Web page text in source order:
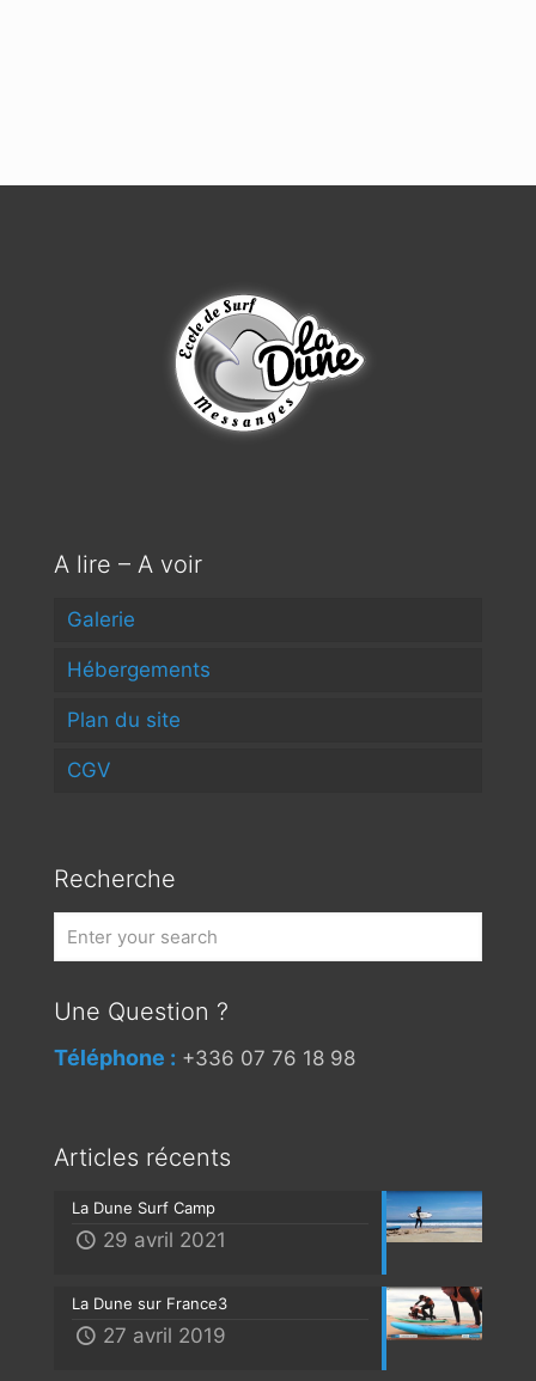
A lire – A voir
Galerie
Hébergements
Plan du site
CGV
Recherche
Une Question ?
Téléphone : +336 07 76 18 98
Articles récents
La Dune Surf Camp
29 avril 2021
La Dune sur France3
27 avril 2019